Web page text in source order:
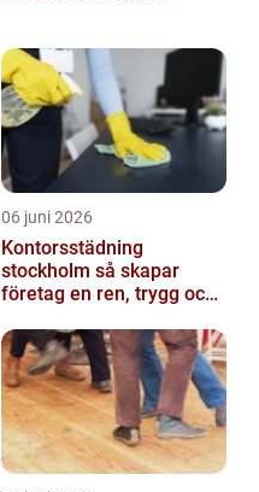
06 juni 2026
Kontorsstädning
stockholm så skapar
företag en ren, trygg och